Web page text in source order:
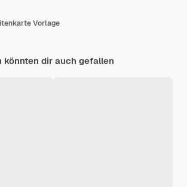
Vorlage
könnten dir auch gefallen